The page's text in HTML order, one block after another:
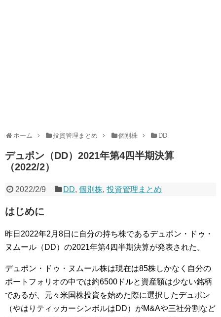
ホーム 投資管理まとめ 個別株 DD
デュポン（DD）2021年第4四半期決算
（2022/2）
2022/2/9 DD,個別株,投資管理まとめ
はじめに
昨日2022年2月8日に自分の持ち株であるデュポン・ドゥ・
ヌムール（DD）の2021年第4四半期決算が発表された。
デュポン・ドゥ・ヌムール株は現在は85株しかなく自分の
ポートフォリオの中では約6500ドルと資産額は少ない銘柄
であるが、元々米国株投資を始めた際に選択したデュポン
（やはりティッカーシンボルはDD）がM&Aや三社分割など